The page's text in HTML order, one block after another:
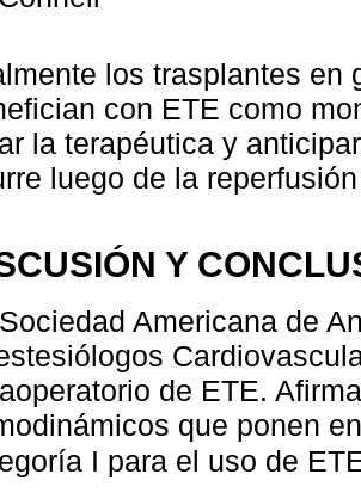
los trasplantes en
con ETE como
la terapéutica y
luego de la
Y
Americana de
de ETE.
que ponen
I para el uso de